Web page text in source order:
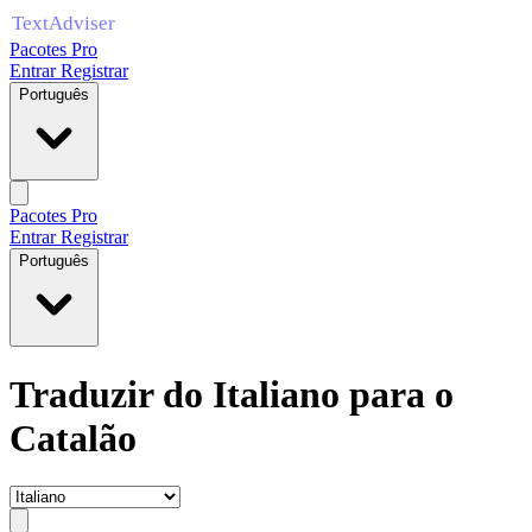
Pacotes Pro
EntrarRegistrar
Português
Pacotes Pro
EntrarRegistrar
Português
Traduzir do Italiano para o
Catalão